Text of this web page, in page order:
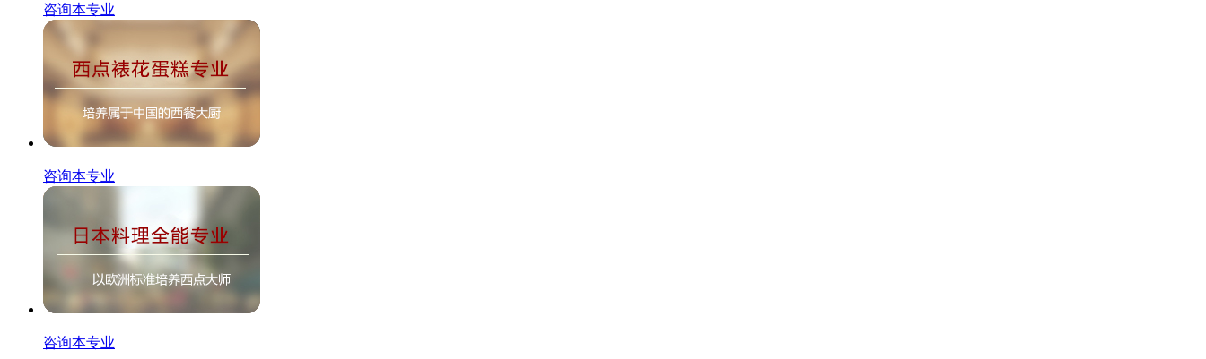
咨询本专业
咨询本专业
咨询本专业